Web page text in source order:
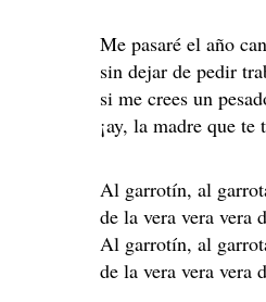
Me pasaré el año
sin dejar de pedir
si me crees un
¡ay, la madre que te
Al garrotín, al
de la vera vera vera
Al garrotín, al
de la vera vera vera